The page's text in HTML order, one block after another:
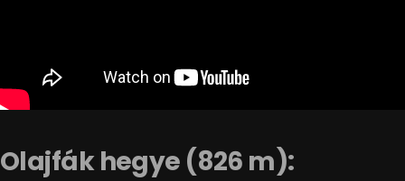
Olajfák hegye (826 m):